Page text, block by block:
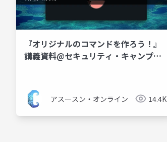
『オリジナルのコマンドを作ろう！』
講義資料@セキュリティ・キャンプ
アスースン・オンライン 14.4K